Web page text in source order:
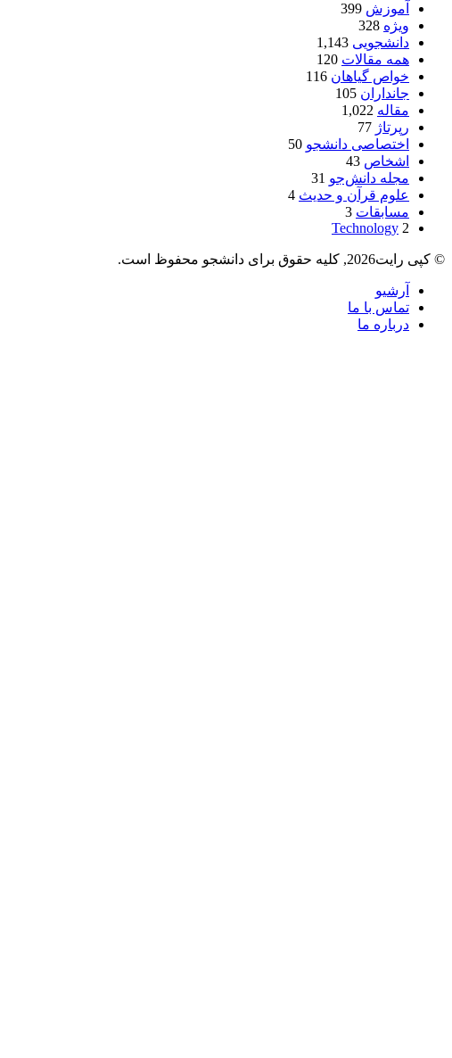
آموزش 399
ویژه 328
دانشجویی 1,143
همه مقالات 120
خواص گیاهان 116
جانداران 105
مقاله 1,022
رپرتاژ 77
اختصاصی دانشجو 50
اشخاص 43
مجله دانش‌جو 31
علوم قرآن و حدیث 4
مسابقات 3
Technology 2
© کپی رایت2026, کلیه حقوق برای دانشجو محفوظ است.
آرشیو
تماس با ما
درباره ما